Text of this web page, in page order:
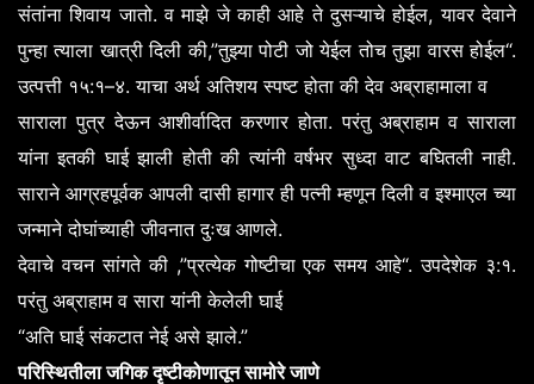
संतांना शिवाय जातो.व माझे जे काही आहे ते दुसऱ्याचे होईल,यावर देवाने
पुन्हा त्याला खात्री दिली की,”तुझ्या पोटी जो येईल तोच तुझा वारस होईल“.
उत्पत्ती १५:१–४.याचा अर्थ अतिशय स्पष्ट होता की देव अब्राहामाला व
साराला पुत्र देऊन आशीर्वादित करणार होता.परंतु अब्राहाम व साराला
यांना इतकी घाई झाली होती की त्यांनी वर्षभर सुध्दा वाट बघितली नाही.
साराने आग्रहपूर्वक आपली दासी हागार ही पत्नी म्हणून दिली व इश्माएल च्या
जन्माने दोघांच्याही जीवनात दुःख आणले.
देवाचे वचन सांगते की,”प्रत्येक गोष्टीचा एक समय आहे“.उपदेशेक ३:१.
परंतु अब्राहाम व सारा यांनी केलेली घाई
“अति घाई संकटात नेई असे झाले.”
परिस्थितीला जगिक दृष्टीकोणातून सामोरे जाणे